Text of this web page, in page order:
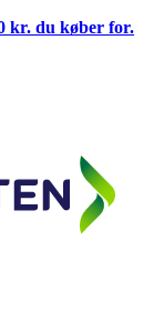
kr. du køber for.